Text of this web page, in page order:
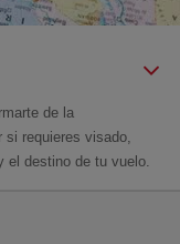
de la
si requieres visado,
el destino de tu vuelo.